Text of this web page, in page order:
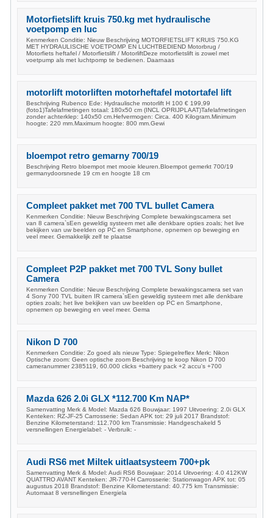
Motorfietslift kruis 750.kg met hydraulische
voetpomp en luc
Kenmerken Conditie: Nieuw Beschrijving MOTORFIETSLIFT KRUIS 750.KG
MET HYDRAULISCHE VOETPOMP EN LUCHTBEDIEND Motorbrug /
Motorfiets heftafel / Motorfietslift / MotorliftDeze motorfietslift is zowel met
voetpump als met luchtpomp te bedienen. Daarnaas
motorlift motorliften motorheftafel motortafel lift
Beschrijving Rubenco Ede: Hydraulische motorlift H 100 € 199,99
(foto1)Tafelafmetingen totaal: 180x50 cm (INCL OPRIJPLAAT)Tafelafmetingen
zonder achterklep: 140x50 cm.Hefvermogen: Circa. 400 Kilogram.Minimum
hoogte: 220 mm.Maximum hoogte: 800 mm.Gewi
bloempot retro gemarny 700/19
Beschrijving Retro bloempot met mooie kleuren.Bloempot gemerkt 700/19
germanydoorsnede 19 cm en hoogte 18 cm
Compleet pakket met 700 TVL bullet Camera
Kenmerken Conditie: Nieuw Beschrijving Complete bewakingscamera set
van 8 camera`sEen geweldig systeem met alle denkbare opties zoals; het live
bekijken van uw beelden op PC en Smartphone, opnemen op beweging en
veel meer. Gemakkelijk zelf te plaatse
Compleet P2P pakket met 700 TVL Sony bullet
Camera
Kenmerken Conditie: Nieuw Beschrijving Complete bewakingscamera set van
4 Sony 700 TVL buiten IR camera`sEen geweldig systeem met alle denkbare
opties zoals; het live bekijken van uw beelden op PC en Smartphone,
opnemen op beweging en veel meer. Gema
Nikon D 700
Kenmerken Conditie: Zo goed als nieuw Type: Spiegelreflex Merk: Nikon
Optische zoom: Geen optische zoom Beschrijving te koop Nikon D 700
cameranummer 2385119, 60.000 clicks +battery pack +2 accu's +700
Mazda 626 2.0i GLX *112.700 Km NAP*
Samenvatting Merk & Model: Mazda 626 Bouwjaar: 1997 Uitvoering: 2.0i GLX
Kenteken: RZ-JF-25 Carrosserie: Sedan APK tot: 29 juli 2017 Brandstof:
Benzine Kilometerstand: 112.700 km Transmissie: Handgeschakeld 5
versnellingen Energielabel: - Verbruik: -
Audi RS6 met Miltek uitlaatsysteem 700+pk
Samenvatting Merk & Model: Audi RS6 Bouwjaar: 2014 Uitvoering: 4.0 412KW
QUATTRO AVANT Kenteken: JR-770-H Carrosserie: Stationwagon APK tot: 05
augustus 2018 Brandstof: Benzine Kilometerstand: 40.775 km Transmissie:
Automaat 8 versnellingen Energiela